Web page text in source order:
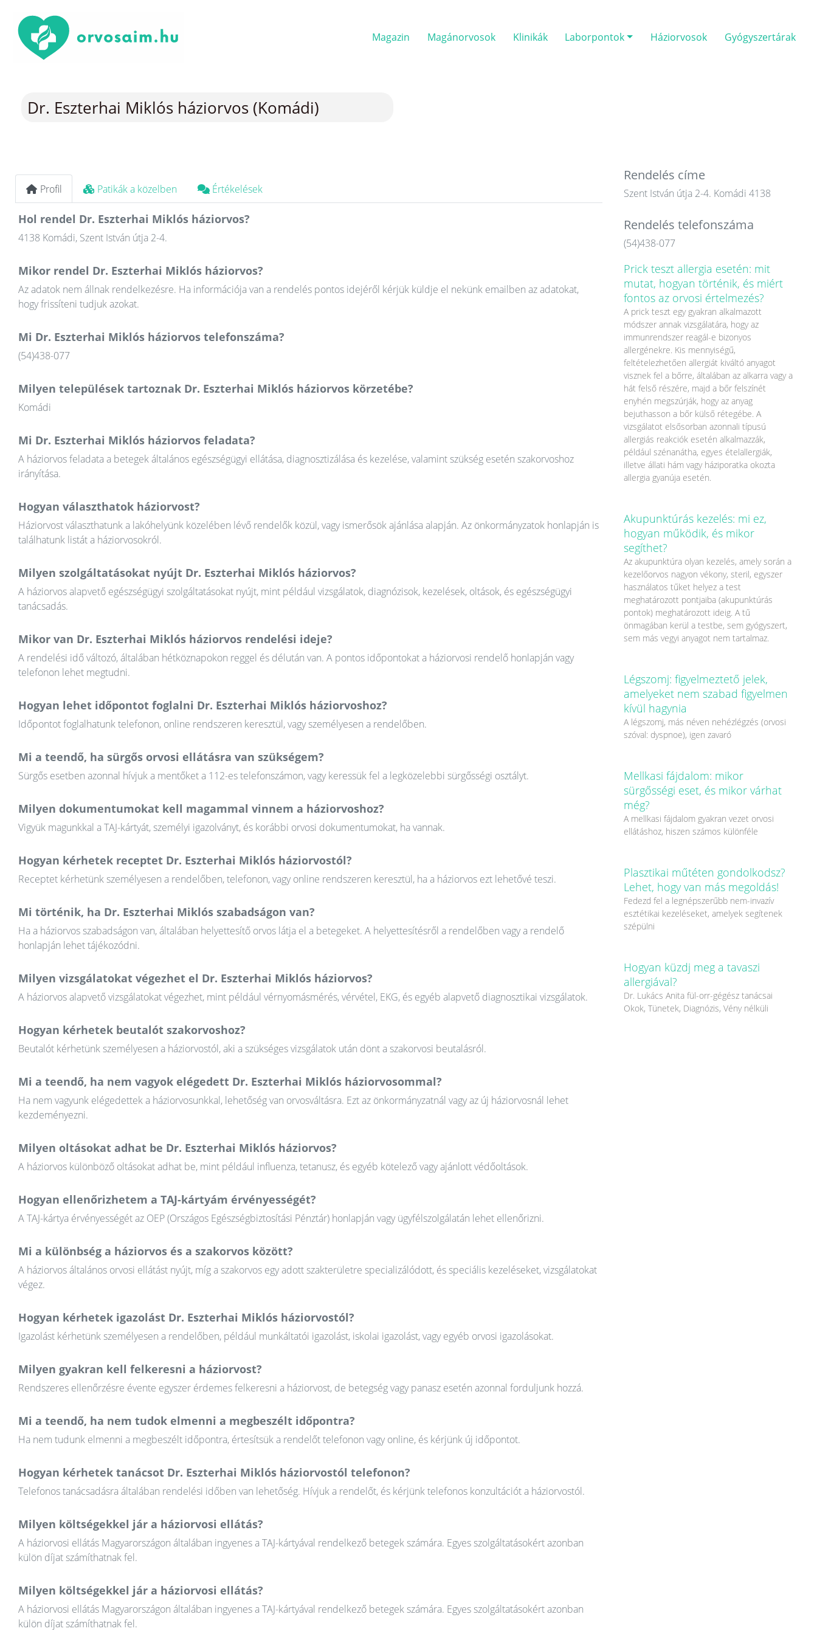
Magazin Magánorvosok Klinikák Laborpontok Háziorvosok Gyógyszertárak
Dr. Eszterhai Miklós háziorvos (Komádi)
Profil Patikák a közelben Értékelések
Hol rendel Dr. Eszterhai Miklós háziorvos?
4138 Komádi, Szent István útja 2-4.
Mikor rendel Dr. Eszterhai Miklós háziorvos?
Az adatok nem állnak rendelkezésre. Ha információja van a rendelés pontos idejéről kérjük küldje el nekünk emailben az adatokat,
hogy frissíteni tudjuk azokat.
Mi Dr. Eszterhai Miklós háziorvos telefonszáma?
(54)438-077
Milyen települések tartoznak Dr. Eszterhai Miklós háziorvos körzetébe?
Komádi
Mi Dr. Eszterhai Miklós háziorvos feladata?
A háziorvos feladata a betegek általános egészségügyi ellátása, diagnosztizálása és kezelése, valamint szükség esetén szakorvoshoz
irányítása.
Hogyan választhatok háziorvost?
Háziorvost választhatunk a lakóhelyünk közelében lévő rendelők közül, vagy ismerősök ajánlása alapján. Az önkormányzatok honlapján is
találhatunk listát a háziorvosokról.
Milyen szolgáltatásokat nyújt Dr. Eszterhai Miklós háziorvos?
A háziorvos alapvető egészségügyi szolgáltatásokat nyújt, mint például vizsgálatok, diagnózisok, kezelések, oltások, és egészségügyi
tanácsadás.
Mikor van Dr. Eszterhai Miklós háziorvos rendelési ideje?
A rendelési idő változó, általában hétköznapokon reggel és délután van. A pontos időpontokat a háziorvosi rendelő honlapján vagy
telefonon lehet megtudni.
Hogyan lehet időpontot foglalni Dr. Eszterhai Miklós háziorvoshoz?
Időpontot foglalhatunk telefonon, online rendszeren keresztül, vagy személyesen a rendelőben.
Mi a teendő, ha sürgős orvosi ellátásra van szükségem?
Sürgős esetben azonnal hívjuk a mentőket a 112-es telefonszámon, vagy keressük fel a legközelebbi sürgősségi osztályt.
Milyen dokumentumokat kell magammal vinnem a háziorvoshoz?
Vigyük magunkkal a TAJ-kártyát, személyi igazolványt, és korábbi orvosi dokumentumokat, ha vannak.
Hogyan kérhetek receptet Dr. Eszterhai Miklós háziorvostól?
Receptet kérhetünk személyesen a rendelőben, telefonon, vagy online rendszeren keresztül, ha a háziorvos ezt lehetővé teszi.
Mi történik, ha Dr. Eszterhai Miklós szabadságon van?
Ha a háziorvos szabadságon van, általában helyettesítő orvos látja el a betegeket. A helyettesítésről a rendelőben vagy a rendelő
honlapján lehet tájékozódni.
Milyen vizsgálatokat végezhet el Dr. Eszterhai Miklós háziorvos?
A háziorvos alapvető vizsgálatokat végezhet, mint például vérnyomásmérés, vérvétel, EKG, és egyéb alapvető diagnosztikai vizsgálatok.
Hogyan kérhetek beutalót szakorvoshoz?
Beutalót kérhetünk személyesen a háziorvostól, aki a szükséges vizsgálatok után dönt a szakorvosi beutalásról.
Mi a teendő, ha nem vagyok elégedett Dr. Eszterhai Miklós háziorvosommal?
Ha nem vagyunk elégedettek a háziorvosunkkal, lehetőség van orvosváltásra. Ezt az önkormányzatnál vagy az új háziorvosnál lehet
kezdeményezni.
Milyen oltásokat adhat be Dr. Eszterhai Miklós háziorvos?
A háziorvos különböző oltásokat adhat be, mint például influenza, tetanusz, és egyéb kötelező vagy ajánlott védőoltások.
Hogyan ellenőrizhetem a TAJ-kártyám érvényességét?
A TAJ-kártya érvényességét az OEP (Országos Egészségbiztosítási Pénztár) honlapján vagy ügyfélszolgálatán lehet ellenőrizni.
Mi a különbség a háziorvos és a szakorvos között?
A háziorvos általános orvosi ellátást nyújt, míg a szakorvos egy adott szakterületre specializálódott, és speciális kezeléseket, vizsgálatokat
végez.
Hogyan kérhetek igazolást Dr. Eszterhai Miklós háziorvostól?
Igazolást kérhetünk személyesen a rendelőben, például munkáltatói igazolást, iskolai igazolást, vagy egyéb orvosi igazolásokat.
Milyen gyakran kell felkeresni a háziorvost?
Rendszeres ellenőrzésre évente egyszer érdemes felkeresni a háziorvost, de betegség vagy panasz esetén azonnal forduljunk hozzá.
Mi a teendő, ha nem tudok elmenni a megbeszélt időpontra?
Ha nem tudunk elmenni a megbeszélt időpontra, értesítsük a rendelőt telefonon vagy online, és kérjünk új időpontot.
Hogyan kérhetek tanácsot Dr. Eszterhai Miklós háziorvostól telefonon?
Telefonos tanácsadásra általában rendelési időben van lehetőség. Hívjuk a rendelőt, és kérjünk telefonos konzultációt a háziorvostól.
Milyen költségekkel jár a háziorvosi ellátás?
A háziorvosi ellátás Magyarországon általában ingyenes a TAJ-kártyával rendelkező betegek számára. Egyes szolgáltatásokért azonban
külön díjat számíthatnak fel.
Milyen költségekkel jár a háziorvosi ellátás?
A háziorvosi ellátás Magyarországon általában ingyenes a TAJ-kártyával rendelkező betegek számára. Egyes szolgáltatásokért azonban
külön díjat számíthatnak fel.
Rendelés címe
Szent István útja 2-4. Komádi 4138
Rendelés telefonszáma
(54)438-077
Prick teszt allergia esetén: mit
mutat, hogyan történik, és miért
fontos az orvosi értelmezés?
A prick teszt egy gyakran alkalmazott
módszer annak vizsgálatára, hogy az
immunrendszer reagál-e bizonyos
allergénekre. Kis mennyiségű,
feltételezhetően allergiát kiváltó anyagot
visznek fel a bőrre, általában az alkarra vagy a
hát felső részére, majd a bőr felszínét
enyhén megszúrják, hogy az anyag
bejuthasson a bőr külső rétegébe. A
vizsgálatot elsősorban azonnali típusú
allergiás reakciók esetén alkalmazzák,
például szénanátha, egyes ételallergiák,
illetve állati hám vagy háziporatka okozta
allergia gyanúja esetén.
Akupunktúrás kezelés: mi ez,
hogyan működik, és mikor
segíthet?
Az akupunktúra olyan kezelés, amely során a
kezelőorvos nagyon vékony, steril, egyszer
használatos tűket helyez a test
meghatározott pontjaiba (akupunktúrás
pontok) meghatározott ideig. A tű
önmagában kerül a testbe, sem gyógyszert,
sem más vegyi anyagot nem tartalmaz.
Légszomj: figyelmeztető jelek,
amelyeket nem szabad figyelmen
kívül hagynia
A légszomj, más néven nehézlégzés (orvosi
szóval: dyspnoe), igen zavaró
Mellkasi fájdalom: mikor
sürgősségi eset, és mikor várhat
még?
A mellkasi fájdalom gyakran vezet orvosi
ellátáshoz, hiszen számos különféle
Plasztikai műtéten gondolkodsz?
Lehet, hogy van más megoldás!
Fedezd fel a legnépszerűbb nem-invazív
esztétikai kezeléseket, amelyek segítenek
szépülni
Hogyan küzdj meg a tavaszi
allergiával?
Dr. Lukács Anita fül-orr-gégész tanácsai
Okok, Tünetek, Diagnózis, Vény nélküli